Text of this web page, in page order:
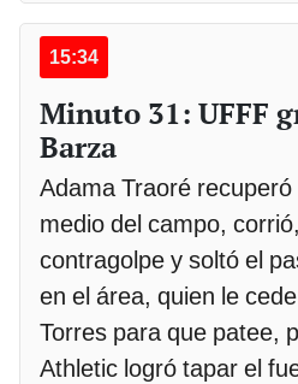
15:34
Minuto 31: UFFF
Barza
Adama Traoré
medio del campo,
contragolpe y soltó el
en el área, quien le
Torres para que patee,
Athletic logró tapar el